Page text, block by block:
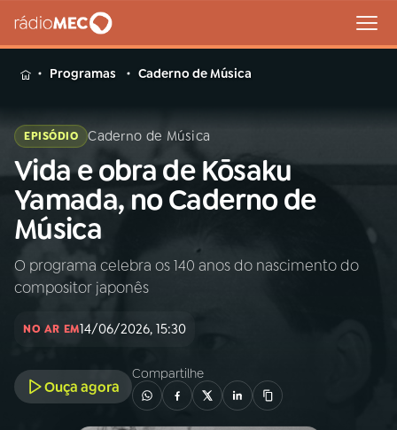
MENU
Buscar
na
Rádio
MEC
Buscar
Início AO VIVO
INÍCIO
A RÁDIO
Programas Caderno de Música
EPISÓDIO Caderno de Música
Vida e obra de Kōsaku
Yamada, no Caderno de
Música
O programa celebra os 140 anos do nascimento do
compositor japonês
NO AR EM14/06/2026, 15:30
Ouça agora
Compartilhe